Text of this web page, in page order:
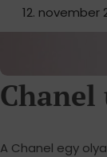
12. november
A Chanel egy